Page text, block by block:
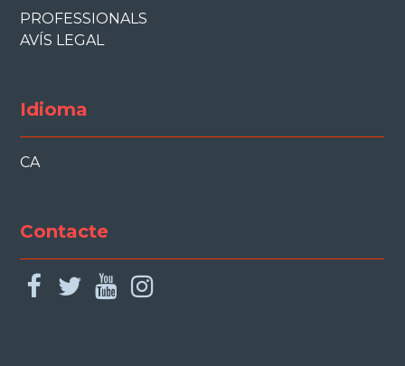
PROFESSIONALS
AVÍS LEGAL
Idioma
CA
Contacte
facebook
twitteryoutube